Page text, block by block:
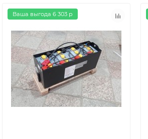
Ваша выгода 6 303 р